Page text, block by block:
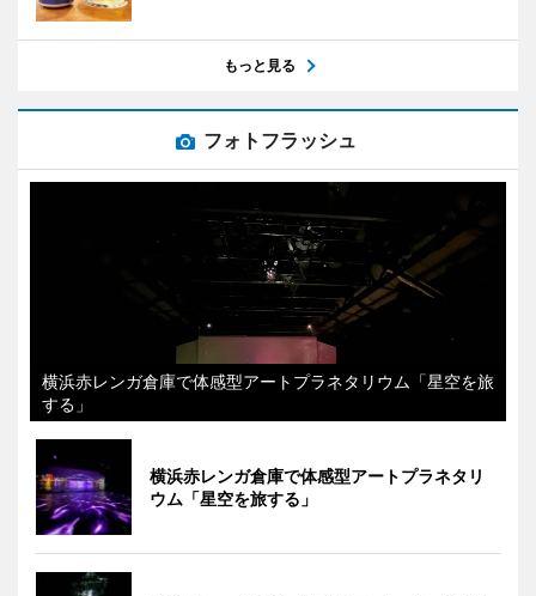
もっと見る
フォトフラッシュ
横浜赤レンガ倉庫で体感型アートプラネタリウム「星空を旅
する」
横浜赤レンガ倉庫で体感型アートプラネタリ
ウム「星空を旅する」